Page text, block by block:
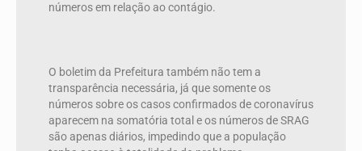
números em relação ao contágio.
O boletim da Prefeitura também não tem a
transparência necessária, já que somente os
números sobre os casos confirmados de coronavírus
aparecem na somatória total e os números de SRAG
são apenas diários, impedindo que a população